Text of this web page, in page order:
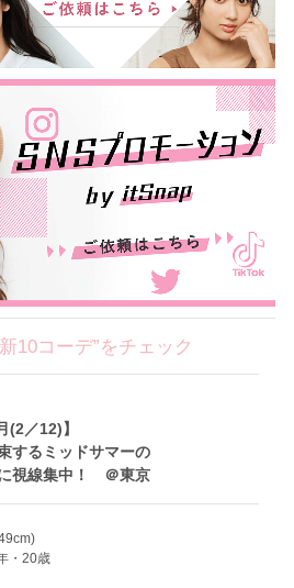
10コーデ”をチェック
(2／12)】
するミッドサマーの
視線集中！ ＠東京
・20歳